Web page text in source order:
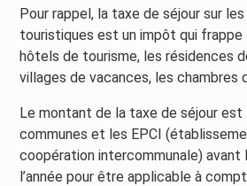
Pour rappel, la taxe de séjour sur
touristiques est un impôt qui frappe
hôtels de tourisme, les résidences
villages de vacances, les chambres
Le montant de la taxe de séjour est
communes et les EPCI
coopération intercommunale) avant
l’année pour être applicable à